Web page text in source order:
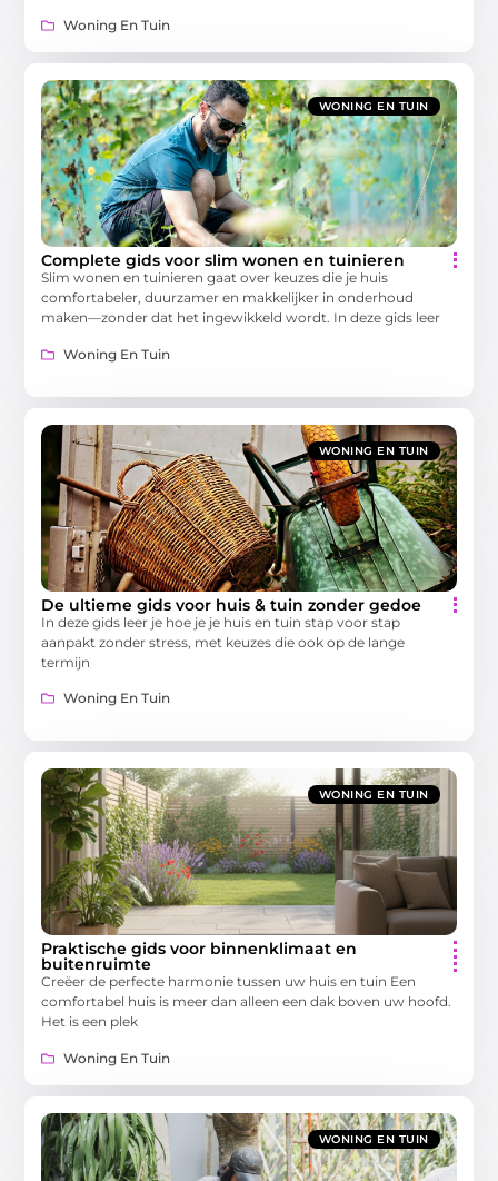
Woning En Tuin
WONING EN TUIN
Complete gids voor slim wonen en tuinieren
Slim wonen en tuinieren gaat over keuzes die je huis
comfortabeler, duurzamer en makkelijker in onderhoud
maken—zonder dat het ingewikkeld wordt. In deze gids leer
Woning En Tuin
WONING EN TUIN
De ultieme gids voor huis & tuin zonder gedoe
In deze gids leer je hoe je je huis en tuin stap voor stap
aanpakt zonder stress, met keuzes die ook op de lange
termijn
Woning En Tuin
WONING EN TUIN
Praktische gids voor binnenklimaat en
buitenruimte
Creëer de perfecte harmonie tussen uw huis en tuin Een
comfortabel huis is meer dan alleen een dak boven uw hoofd.
Het is een plek
Woning En Tuin
WONING EN TUIN